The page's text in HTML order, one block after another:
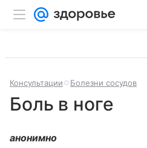
Консультации Болезни сосудов
Боль в ноге
анонимно